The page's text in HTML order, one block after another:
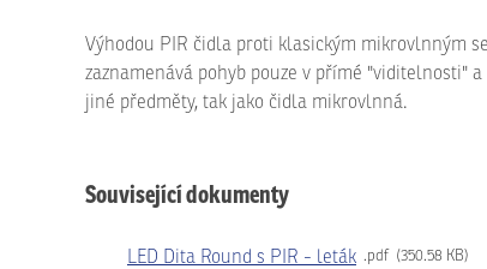
Výhodou PIR čidla proti klasickým mikrovlnným
zaznamenává pohyb pouze v přímé "viditelnosti"
jiné předměty, tak jako čidla mikrovlnná.
Související dokumenty
LED Dita Round s PIR - leták pdf 350.58 KB